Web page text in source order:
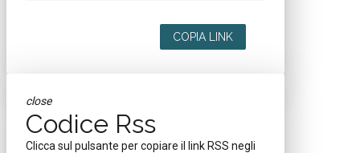
COPIA LINK
close
Codice Rss
Clicca sul pulsante per copiare il link RSS negli